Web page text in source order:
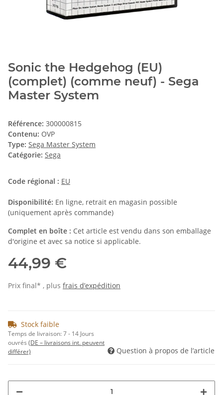
Sonic the Hedgehog (EU)
(complet) (comme neuf) - Sega
Master System
Référence: 300000815
Contenu: OVP
Type: Sega Master System
Catégorie: Sega
Code régional : EU
Disponibilité: En ligne, retrait en magasin possible
(uniquement après commande)
Complet en boîte : Cet article est vendu dans son emballage
d'origine et avec sa notice si applicable.
44,99 €
Prix final* , plus frais d’expédition
Stock faible
Temps de livraison:7 - 14 Jours
ouvrés (DE – livraisons int. peuvent
différer)
Question à propos de l’article